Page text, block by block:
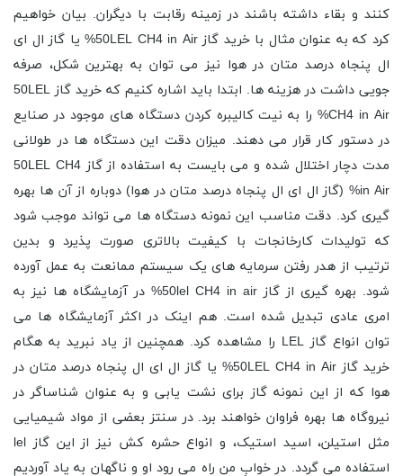
کنند و بقاء داشته باشند در زمینه رقابت با دیگران. بیان خواهیم
کرد که به عنوان مثال با خرید گاز 50LEL CH4 in Air% یا گاز ال ای
ال پنجاه درصد متان در هوا نیز می توان به بهترین شکل، صرفه
جویی داشت در هزینه ها. ابتدا باید اشاره کنیم که خرید گاز 50LEL
CH4 in Air% را به نیت کالیبره کردن دستگاه های موجود در صنایع
در دستور کار قرار می دهند. میزان دقت این دستگاه ها در طولانی
مدت دچار اختلال شده و می بایست به استفاده از گاز 50LEL CH4
in Air% (گاز ال ای ال پنجاه درصد متان در هوا) دوباره از آن ها بهره
گیری کرد. دقت مناسب این نمونه دستگاه ها می تواند موجب شود
که تولیدات کارخانجات با کیفیت بالاتری صورت پذیرد و بدین
ترتیب از هدر رفتن سرمایه های یک سیستم ممانعت به عمل آورده
شود. بهره گیری از گاز 50lel CH4 in air% در آزمایشگاه ها نیز به
امری عادی تبدیل شده است. هم اینک در اکثر آزمایشگاه ها می
توان انواع گاز LEL را مشاهده کرد. همچنین از یاد نبرید به هگام
خرید گاز 50LEL CH4 in Air% یا گاز ال ای ال پنجاه درصد متان در
هوا که از این نمونه گاز برای نشت یابی و به عنوان شناساگر در
نیروگاه ها بهره فراوان خواهند برد. در سنتز بعضی از مواد شیمیایی
مثل استیلن، اسید استیک، و انواع حشره کش نیز از این گاز lel
استفاده می گردد. در خوابِ من راه می رود او و ناگهان به یاد آوردیم